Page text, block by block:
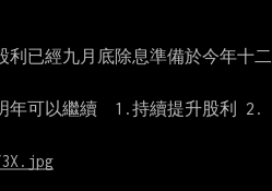
利已經九月底除息準備於今年十二
年可以繼續  1.持續提升股利 2.